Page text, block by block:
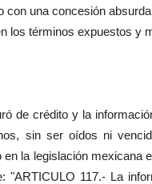
con una concesión
los términos expuestos y
crédito y la
sin ser oídos ni
la legislación
"ARTICULO 117.- La